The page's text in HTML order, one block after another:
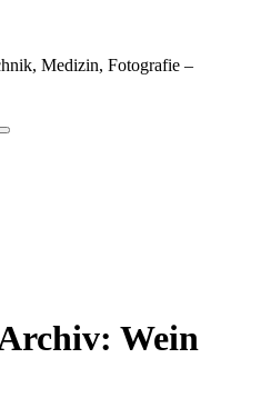
Medizin, Fotografie –
Suche
Wein